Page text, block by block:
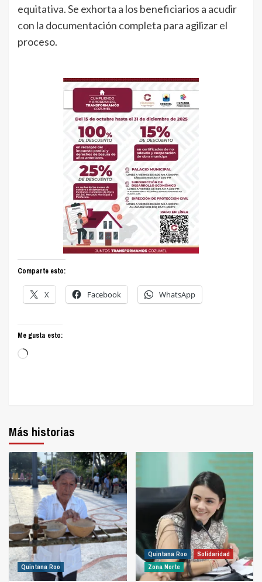
equitativa. Se exhorta a los beneficiarios a acudir
con la documentación completa para agilizar el
proceso.
Comparte esto:
X Facebook WhatsApp
Me gusta esto:
Cargando...
Más historias
Quintana Roo
Quintana Roo
Solidaridad
Zona Norte